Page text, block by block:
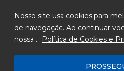
Nosso site usa cookies para
de navegação. Ao continuar
nossa .
Política de Cookies e
Departamento de T.I.
Serviços